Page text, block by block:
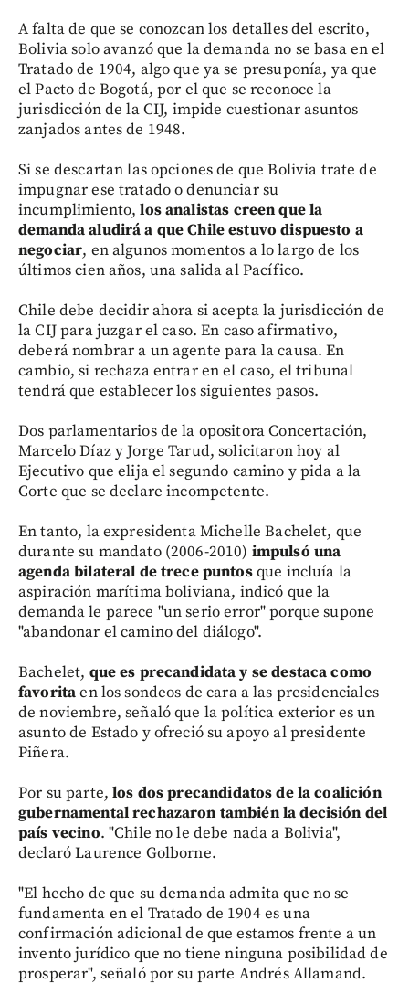
A falta de que se conozcan los detalles del escrito,
Bolivia solo avanzó que la demanda no se basa en el
Tratado de 1904, algo que ya se presuponía, ya que
el Pacto de Bogotá, por el que se reconoce la
jurisdicción de la CIJ, impide cuestionar asuntos
zanjados antes de 1948.
Si se descartan las opciones de que Bolivia trate de
impugnar ese tratado o denunciar su
incumplimiento,los analistas creen que la
demanda aludirá a que Chile estuvo dispuesto a
negociar, en algunos momentos a lo largo de los
últimos cien años, una salida al Pacífico.
Chile debe decidir ahora si acepta la jurisdicción de
la CIJ para juzgar el caso. En caso afirmativo,
deberá nombrar a un agente para la causa. En
cambio, si rechaza entrar en el caso, el tribunal
tendrá que establecer los siguientes pasos.
Dos parlamentarios de la opositora Concertación,
Marcelo Díaz y Jorge Tarud, solicitaron hoy al
Ejecutivo que elija el segundo camino y pida a la
Corte que se declare incompetente.
En tanto, la expresidenta Michelle Bachelet, que
durante su mandato (2006-2010) impulsó una
agenda bilateral de trece puntosque incluía la
aspiración marítima boliviana, indicó que la
demanda le parece "un serio error" porque supone
"abandonar el camino del diálogo".
Bachelet, que es precandidata y se destaca como
favoritaen los sondeos de cara a las presidenciales
de noviembre, señaló que la política exterior es un
asunto de Estado y ofreció su apoyo al presidente
Piñera.
Por su parte,los dos precandidatos de la coalición
gubernamental rechazaron también la decisión del
país vecino. "Chile no le debe nada a Bolivia",
declaró Laurence Golborne.
"El hecho de que su demanda admita que no se
fundamenta en el Tratado de 1904 es una
confirmación adicional de que estamos frente a un
invento jurídico que no tiene ninguna posibilidad de
prosperar", señaló por su parte Andrés Allamand.